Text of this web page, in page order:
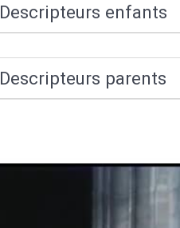
Descripteurs enfants
Costume trois pièces
Descripteurs parents